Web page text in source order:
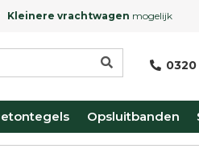
Kleinere vrachtwagen mogelijk
0320
Opsluitbanden